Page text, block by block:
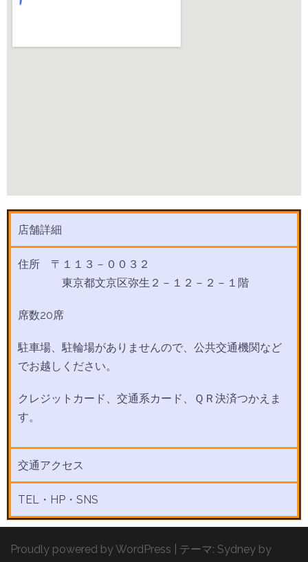
店舗詳細
住所 〒１１３－００３２
東京都文京区弥生２－１２－２－１階
席数20席
駐車場、駐輪場がありませんので、公共交通機関など
でお越しください。
クレジットカード、交通系カード、ＱＲ決済つかえま
す。
交通アクセス
TEL・HP・SNS
Proudly powered by WordPress テーマ: Sydney by